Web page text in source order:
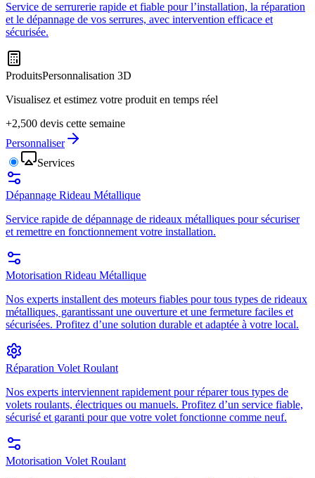
Service de serrurerie rapide et fiable pour l’installation, la réparation
et le dépannage de vos serrures, avec intervention efficace et
sécurisée.
ProduitsPersonnalisation 3D
Visualisez et estimez votre produit en temps réel
+2,500 devis cette semaine
Personnaliser
Services
Dépannage Rideau Métallique
Service rapide de dépannage de rideaux métalliques pour sécuriser
et remettre en fonctionnement votre installation.
Motorisation Rideau Métallique
Nos experts installent des moteurs fiables pour tous types de rideaux
métalliques, garantissant une ouverture et une fermeture faciles et
sécurisées. Profitez d’une solution durable et adaptée à votre local.
Réparation Volet Roulant
Nos experts interviennent rapidement pour réparer tous types de
volets roulants, électriques ou manuels. Profitez d’un service fiable,
sécurisé et garanti pour que votre volet fonctionne comme neuf.
Motorisation Volet Roulant